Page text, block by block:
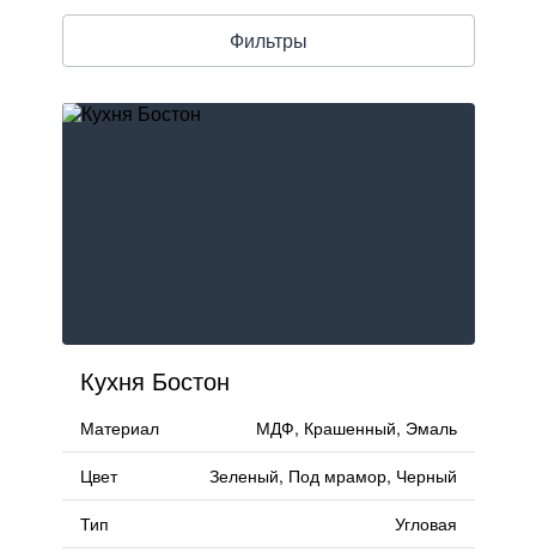
потолок
Массив
О компании
Партнерам
Акции
Калькулятор
Фильтры
Кухня Бостон
Материал
МДФ, Крашенный, Эмаль
Цвет
Зеленый, Под мрамор, Черный
Тип
Угловая